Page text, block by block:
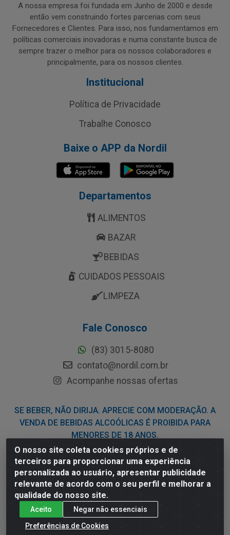
O nosso site coleta cookies próprios e de
terceiros para proporcionar uma experiência
personalizada ao usuário, apresentar publicidade
relevante de acordo com o seu perfil e melhorar a
qualidade do nosso site.
Aceito
Negar não essenciais
Preferências de Cookies
A nossa empresa foi fundada em Junho de 2000 e desde
então vem construindo fortes parcerias com seus
Fornecedores e Clientes. Para isso, nos fundamentamos em
políticas comerciais inovadoras e numa constante busca de
sempre trazer o melhor para os nossos colaboradores e
principalmente, para os nossos clientes.
Institucional
Política de Privacidade
Trabalhe Conosco
Baixe o APP da Nordil
Departamentos
ALIMENTOS
BAZAR
BEBIDAS
CUIDADOS PESSOAIS
LIMPEZA
Fale Conosco
(83) 3015-8080
contato@nordil.com.br
Acompanhe nossas ofertas
SE BEBER, NÃO DIRIJA. APRECIE COM MODERAÇÃO. A
VENDA DE BEBIDAS ALCOÓLICAS É PROIBIDA PARA
MENORES DE 18 ANOS.
Nordil Distribuidora - Avenida Liberdade, 2738, Bloco F - Sesi -
Bayeux/PB - CEP 58.111-400 - CNPJ 03.775.813/0001-41